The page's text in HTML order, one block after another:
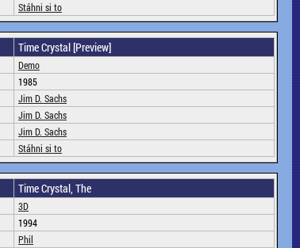
Stáhni si to
Time Crystal [Preview]
Demo
1985
Jim D. Sachs
Jim D. Sachs
Jim D. Sachs
Stáhni si to
Time Crystal, The
3D
1994
Phil